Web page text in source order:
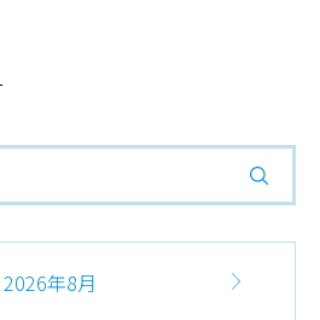
2026年8月